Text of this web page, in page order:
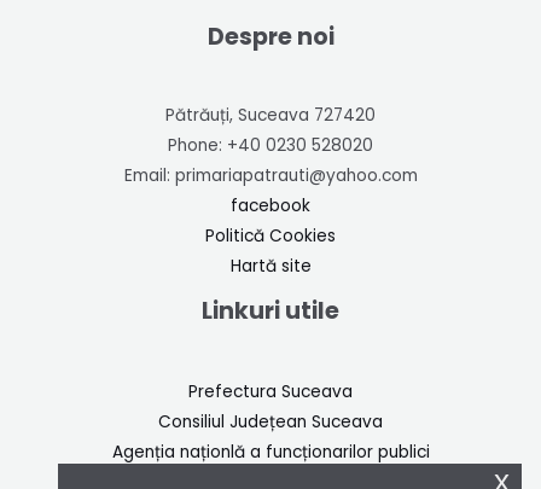
Despre noi
Pătrăuți, Suceava 727420
Phone: +40 0230 528020
Email: primariapatrauti@yahoo.com
facebook
Politică Cookies
Hartă site
Linkuri utile
Prefectura Suceava
Consiliul Județean Suceava
Agenția naționlă a funcționarilor publici
x